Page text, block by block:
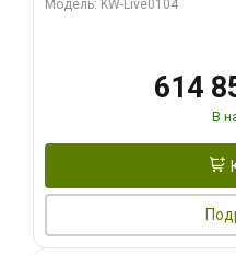
Модель: KW-Live0104
614
В